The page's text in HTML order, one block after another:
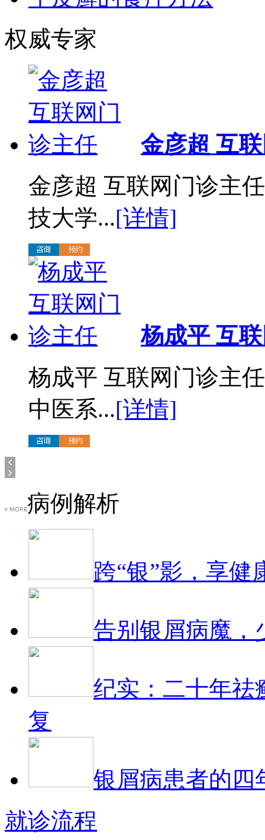
权威专家
金彦超 互
金彦超 互联网门诊主
技大学...[详情]
杨成平 互
杨成平 互联网门诊主
中医系...[详情]
病例解析
跨“银”影，享健
告别银屑病魔，
纪实：二十年祛
复
银屑病患者的四
就诊流程